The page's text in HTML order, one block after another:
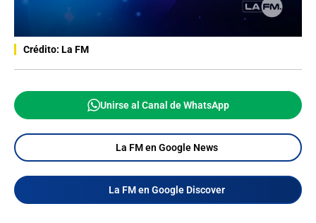
Crédito: La FM
Unirse al Canal de WhatsApp
La FM en Google News
La FM en Google Discover